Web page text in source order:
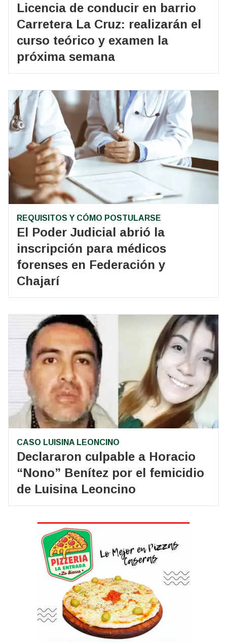
Licencia de conducir en barrio
Carretera La Cruz: realizarán el
curso teórico y examen la
próxima semana
REQUISITOS Y CÓMO POSTULARSE
El Poder Judicial abrió la
inscripción para médicos
forenses en Federación y
Chajarí
CASO LUISINA LEONCINO
Declararon culpable a Horacio
“Nono” Benítez por el femicidio
de Luisina Leoncino